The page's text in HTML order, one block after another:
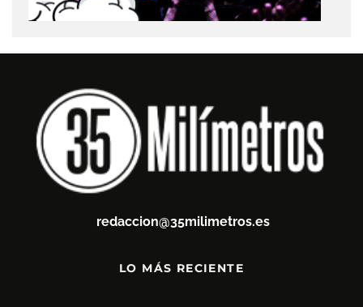
redaccion@35milimetros.es
LO MÁS RECIENTE